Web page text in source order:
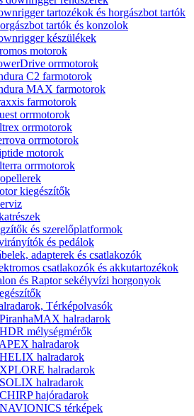
tartozékok és horgászbot tartók
tartók és konzolok
készülékek
motorok
orrmotorok
C2 farmotorok
MAX farmotorok
farmotorok
orrmotorok
orrmotorok
orrmotorok
motorok
orrmotorok
kiegészítők
és szerelőplatformok
és pedálok
adapterek és csatlakozók
csatlakozók és akkutartozékok
és Raptor sekélyvízi horgonyok
Térképolvasók
halradarok
mélységmérők
halradarok
halradarok
halradarok
halradarok
hajóradarok
térképek